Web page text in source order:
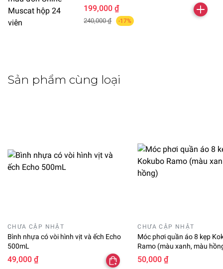
199,000 ₫
240,000 ₫ -17%
Sản phẩm cùng loại
CHƯA CẬP NHẬT
Bình nhựa có vòi hình vịt và ếch Echo
500mL
49,000 ₫
CHƯA CẬP NHẬT
Móc phơi quần áo 8 kẹp
Ramo (màu xanh, màu
50,000 ₫